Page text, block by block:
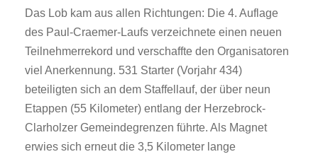
Das Lob kam aus allen Richtungen: Die 4. Auflage
des Paul-Craemer-Laufs verzeichnete einen neuen
Teilnehmerrekord und verschaffte den Organisatoren
viel Anerkennung. 531 Starter (Vorjahr 434)
beteiligten sich an dem Staffellauf, der über neun
Etappen (55 Kilometer) entlang der Herzebrock-
Clarholzer Gemeindegrenzen führte. Als Magnet
erwies sich erneut die 3,5 Kilometer lange